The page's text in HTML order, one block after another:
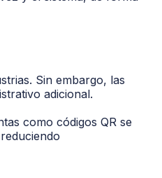
Sin embargo, las
adicional.
como códigos QR se